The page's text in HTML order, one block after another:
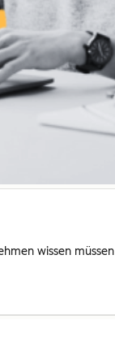
wissen